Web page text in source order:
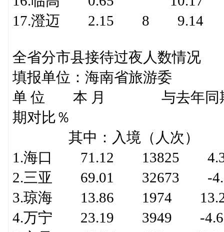
17.澄迈 2.15 8 9.14
全省分市县接待过夜人数情况
填报单位：海南省旅游
单 位 本 月 与去年同期
期对比％
其中：入境（人次
1.海口 71.12 13825
2.三亚 69.01 32673 -
3.琼海 13.86 1974
4.万宁 23.19 3949 -